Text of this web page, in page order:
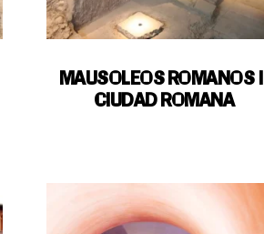
MAUSOLEOS ROMANOS |
CIUDAD ROMANA